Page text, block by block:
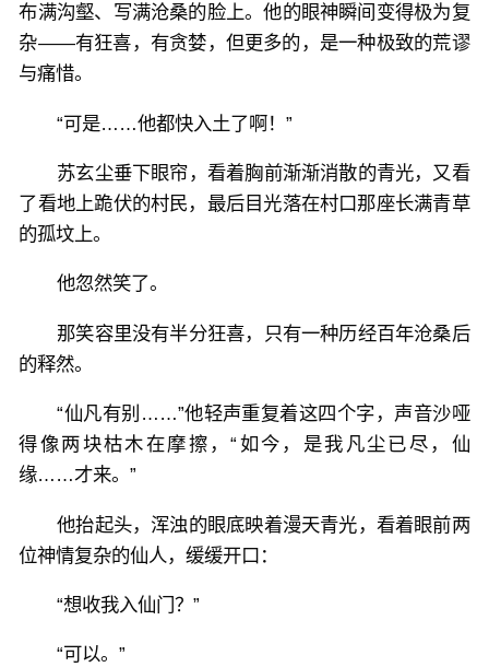
布满沟壑、写满沧桑的脸上。他的眼神瞬间变得极为复
杂——有狂喜，有贪婪，但更多的，是一种极致的荒谬
与痛惜。
“可是……他都快入土了啊！”
苏玄尘垂下眼帘，看着胸前渐渐消散的青光，又看
了看地上跪伏的村民，最后目光落在村口那座长满青草
的孤坟上。
他忽然笑了。
那笑容里没有半分狂喜，只有一种历经百年沧桑后
的释然。
“仙凡有别……”他轻声重复着这四个字，声音沙哑
得像两块枯木在摩擦，“如今，是我凡尘已尽，仙
缘……才来。”
他抬起头，浑浊的眼底映着漫天青光，看着眼前两
位神情复杂的仙人，缓缓开口：
“想收我入仙门？”
“可以。”